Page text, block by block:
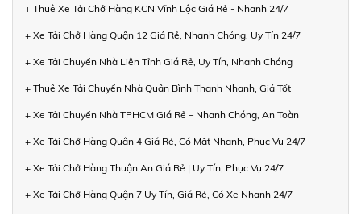
+ Thuê Xe Tải Chở Hàng KCN Vĩnh Lộc Giá Rẻ - Nhanh 24/7
+ Xe Tải Chở Hàng Quận 12 Giá Rẻ, Nhanh Chóng, Uy Tín 24/7
+ Xe Tải Chuyển Nhà Liên Tỉnh Giá Rẻ, Uy Tín, Nhanh Chóng
+ Thuê Xe Tải Chuyển Nhà Quận Bình Thạnh Nhanh, Giá Tốt
+ Xe Tải Chuyển Nhà TPHCM Giá Rẻ – Nhanh Chóng, An Toàn
+ Xe Tải Chở Hàng Quận 4 Giá Rẻ, Có Mặt Nhanh, Phục Vụ 24/7
+ Xe Tải Chở Hàng Thuận An Giá Rẻ | Uy Tín, Phục Vụ 24/7
+ Xe Tải Chở Hàng Quận 7 Uy Tín, Giá Rẻ, Có Xe Nhanh 24/7